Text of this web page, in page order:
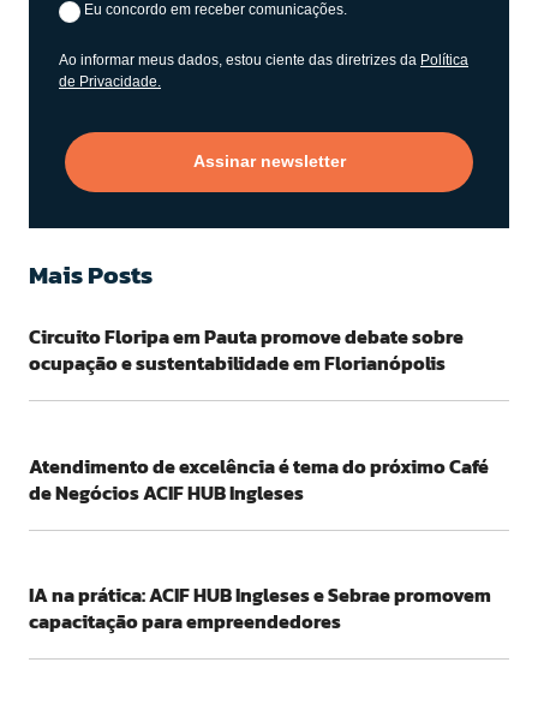
Eu concordo em receber comunicações.
Ao informar meus dados, estou ciente das diretrizes da Política
de Privacidade.
Assinar newsletter
Mais Posts
Circuito Floripa em Pauta promove debate sobre
ocupação e sustentabilidade em Florianópolis
Atendimento de excelência é tema do próximo Café
de Negócios ACIF HUB Ingleses
IA na prática: ACIF HUB Ingleses e Sebrae promovem
capacitação para empreendedores